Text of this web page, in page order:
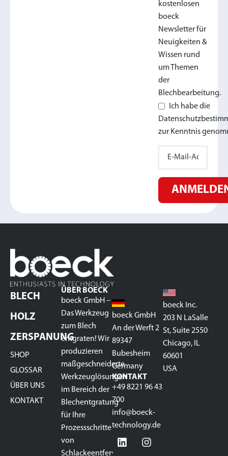
kostenlosen
boeck
Newsletter für
Neuigkeiten &
Wissen rund
um Themen
der
Blechbearbeitung.
Ich habe die
zur Kenntnis
BLECH
HOLZ
ZERSPANUNG
SHOP
GLOSSAR
ÜBER UNS
KONTAKT
ÜBER BOECK
boeck GmbH –
Das Werkzeug
zum Blech
entgraten! Wir
produzieren
maßgeschneiderte
Werkzeuglösungen
im Bereich der
Blechentgratung
für Ihre
Prozessschritte
von
Schlackeentfernung,
boeck GmbH
An der Werft 2
89347
Bubesheim
Germany
KONTAKT
+49 8221 96 43
700
info@boeck-
technology.de
boeck Inc.
203 N LaSalle
St, Suite 2550
Chicago, IL
60601
USA